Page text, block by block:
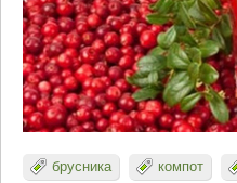
брусника компот